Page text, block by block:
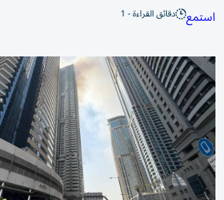
استمع دقائق القراءة - 1